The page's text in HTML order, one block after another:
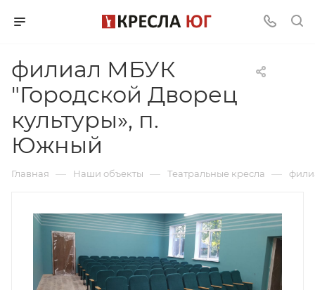
филиал МБУК
"Городской Дворец
культуры», п.
Южный
Главная — Наши объекты — Театральные кресла —